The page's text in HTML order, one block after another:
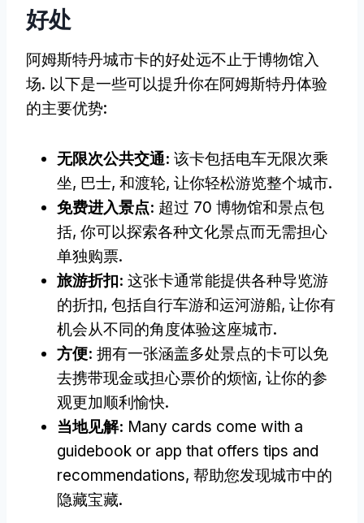
好处
阿姆斯特丹城市卡的好处远不止于博物馆入
场. 以下是一些可以提升你在阿姆斯特丹体验
的主要优势:
无限次公共交通: 该卡包括电车无限次乘
坐, 巴士, 和渡轮, 让你轻松游览整个城市.
免费进入景点: 超过 70 博物馆和景点包
括, 你可以探索各种文化景点而无需担心
单独购票.
旅游折扣: 这张卡通常能提供各种导览游
的折扣, 包括自行车游和运河游船, 让你有
机会从不同的角度体验这座城市.
方便: 拥有一张涵盖多处景点的卡可以免
去携带现金或担心票价的烦恼, 让你的参
观更加顺利愉快.
当地见解: Many cards come with a
guidebook or app that offers tips and
recommendations, 帮助您发现城市中的
隐藏宝藏.